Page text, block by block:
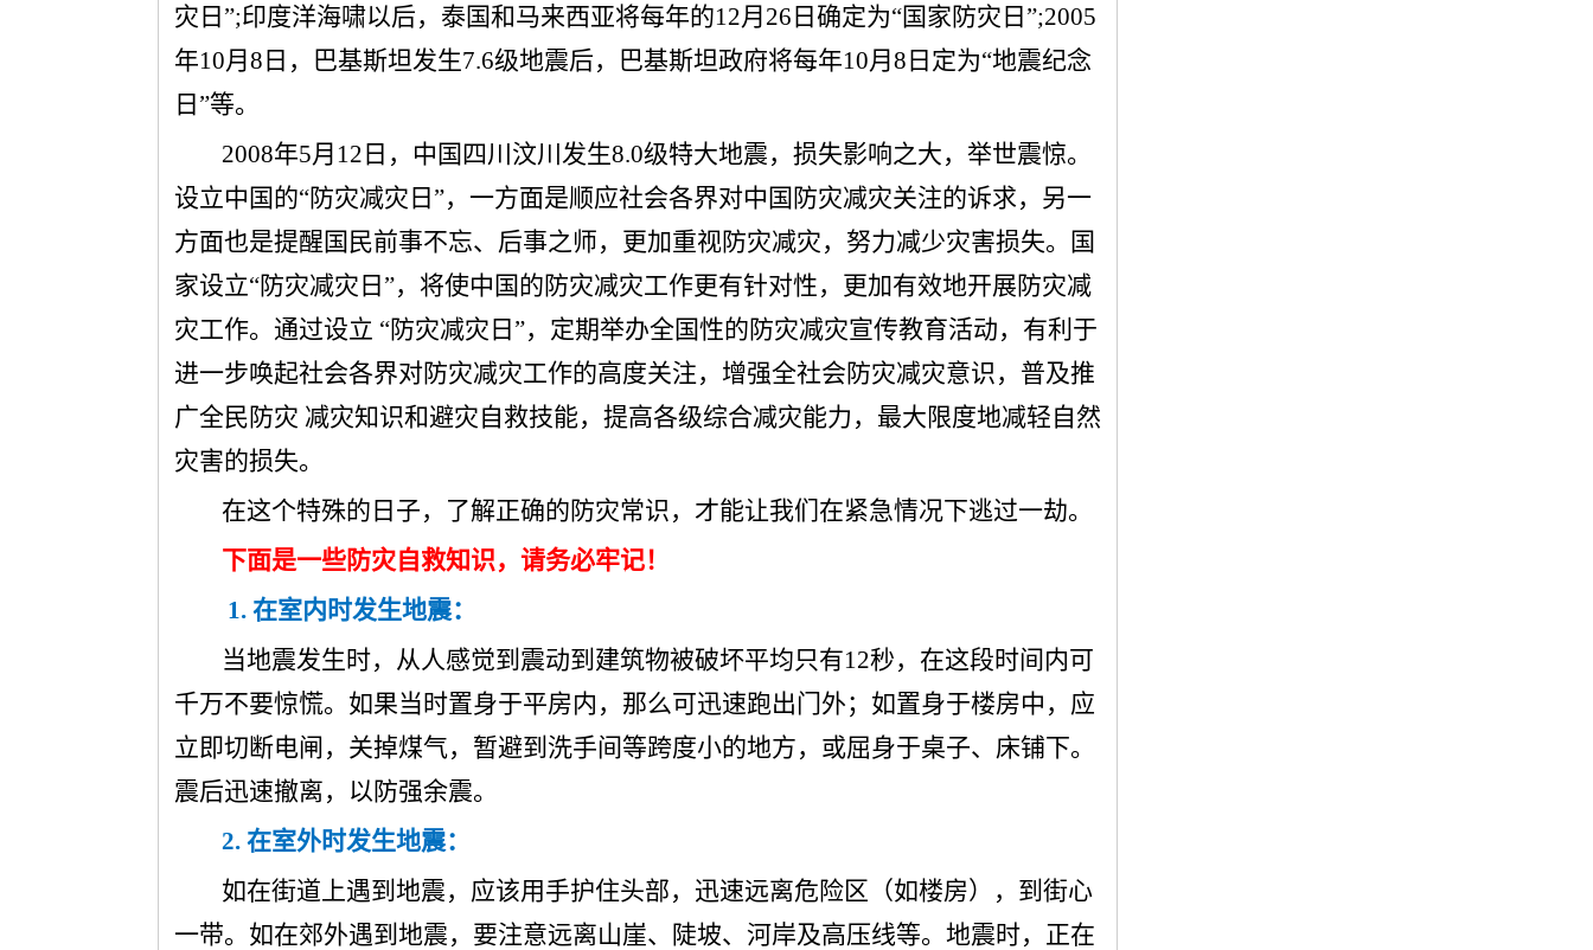
灾日”;印度洋海啸以后，泰国和马来西亚将每年的12月26日确定为“国家防灾日”;2005
年10月8日，巴基斯坦发生7.6级地震后，巴基斯坦政府将每年10月8日定为“地震纪念
日”等。
2008年5月12日，中国四川汶川发生8.0级特大地震，损失影响之大，举世震惊。
设立中国的“防灾减灾日”，一方面是顺应社会各界对中国防灾减灾关注的诉求，另一
方面也是提醒国民前事不忘、后事之师，更加重视防灾减灾，努力减少灾害损失。国
家设立“防灾减灾日”，将使中国的防灾减灾工作更有针对性，更加有效地开展防灾减
灾工作。通过设立 “防灾减灾日”，定期举办全国性的防灾减灾宣传教育活动，有利于
进一步唤起社会各界对防灾减灾工作的高度关注，增强全社会防灾减灾意识，普及推
广全民防灾 减灾知识和避灾自救技能，提高各级综合减灾能力，最大限度地减轻自然
灾害的损失。
在这个特殊的日子，了解正确的防灾常识，才能让我们在紧急情况下逃过一劫。
下面是一些防灾自救知识，请务必牢记！
1. 在室内时发生地震：
当地震发生时，从人感觉到震动到建筑物被破坏平均只有12秒，在这段时间内可
千万不要惊慌。如果当时置身于平房内，那么可迅速跑出门外；如置身于楼房中，应
立即切断电闸，关掉煤气，暂避到洗手间等跨度小的地方，或屈身于桌子、床铺下。
震后迅速撤离，以防强余震。
2. 在室外时发生地震：
如在街道上遇到地震，应该用手护住头部，迅速远离危险区（如楼房），到街心
一带。如在郊外遇到地震，要注意远离山崖、陡坡、河岸及高压线等。地震时，正在